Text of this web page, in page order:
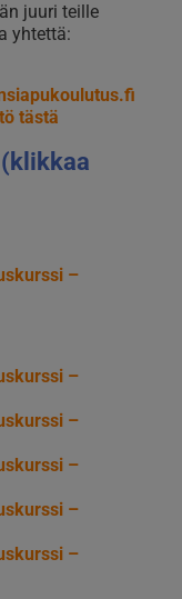
juuri teille
yhtettä:
tästä
–
–
–
–
–
–